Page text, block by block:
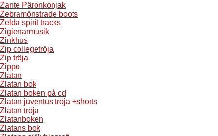
Zante Päronkonjak
Zebramönstrade boots
Zelda spirit tracks
Zigienarmusik
Zinkhus
Zip collegetröja
Zip tröja
Zippo
Zlatan
Zlatan bok
Zlatan boken på cd
Zlatan juventus tröja +shorts
Zlatan tröja
Zlatanboken
Zlatans bok